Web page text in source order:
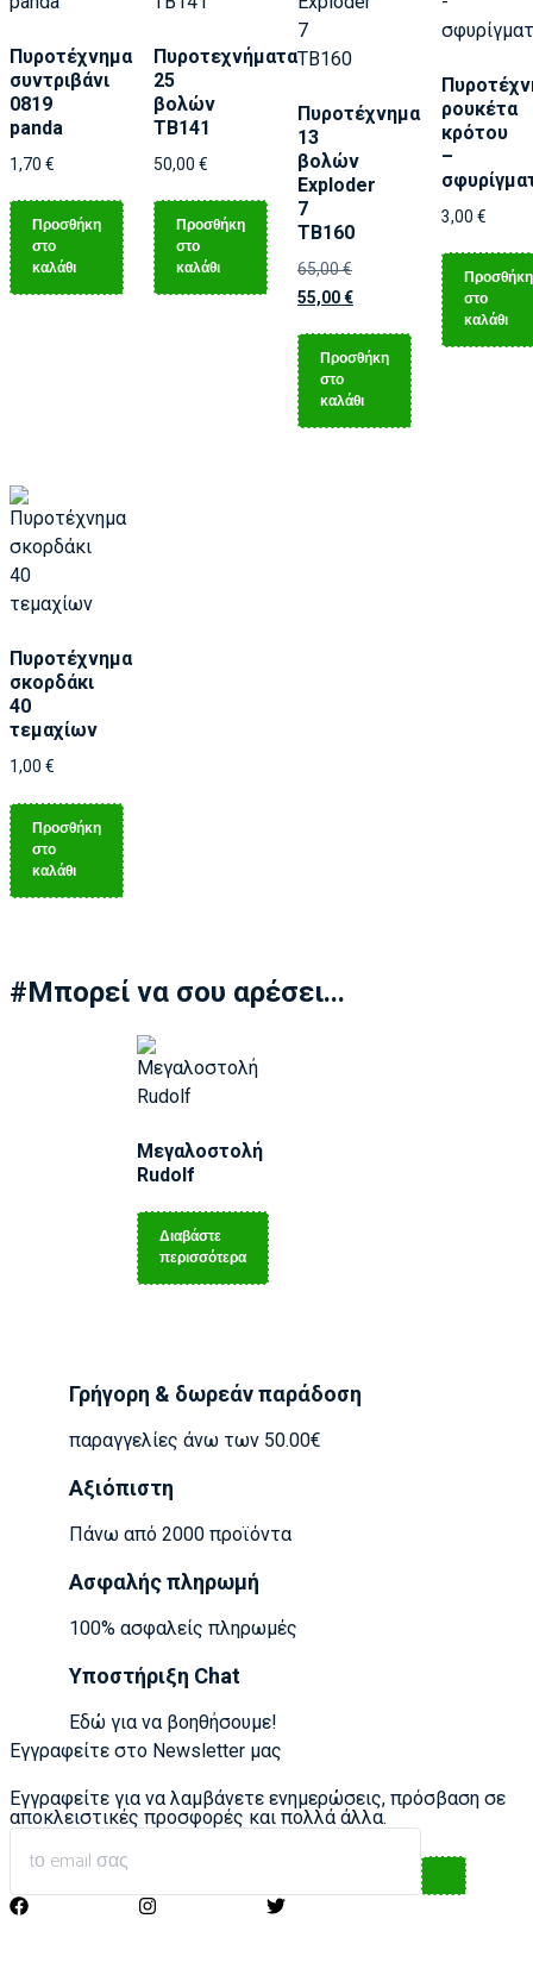
Πυροτέχνημα
συντριβάνι
0819
panda
1,70 €
Προσθήκη
στο
καλάθι
Πυροτεχνήματα
25
βολών
TB141
50,00 €
Προσθήκη
στο
καλάθι
Πυροτέχνημα
13
βολών
Exploder
7
TB160
65,00€
55,00€
Προσθήκη
στο
καλάθι
ρουκέτα
κρότου
–
3,00 €
Προσθήκη
στο
καλάθι
Πυροτέχνημα
σκορδάκι
40
τεμαχίων
1,00 €
Προσθήκη
στο
καλάθι
#Μπορεί να σου αρέσει...
Μεγαλοστολή
Rudolf
Διαβάστε
περισσότερα
Γρήγορη & δωρεάν παράδοση
παραγγελίες άνω των 50.00€
Αξιόπιστη
Πάνω από 2000 προϊόντα
Ασφαλής πληρωμή
100% ασφαλείς πληρωμές
Υποστήριξη Chat
Εδώ για να βοηθήσουμε!
Εγγραφείτε στο Newsletter μας
Εγγραφείτε για να λαμβάνετε ενημερώσεις, πρόσβαση σε
αποκλειστικές προσφορές και πολλά άλλα.